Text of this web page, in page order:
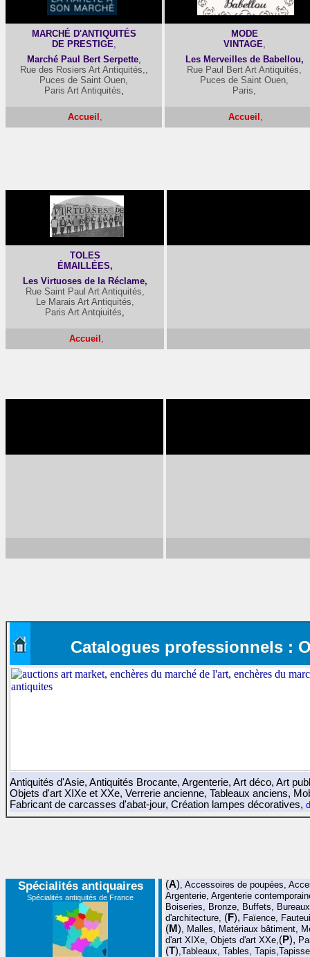
MARCHÉ D'ANTIQUITÉS
DE PRESTIGE,
Marché Paul Bert Serpette,
Rue des Rosiers Art Antiquités,,
Puces de Saint Ouen,
Paris Art Antiquités,
MODE
VINTAGE,
Les Merveilles de Babellou,
Rue Paul Bert Art Antiquités,
Puces de Saint Ouen,
Paris,
Accueil , Accueil ,
TOLES
ÉMAILLÉES,
Les Virtuoses de la Réclame,
Rue Saint Paul Art Antiquités,
Le Marais Art Antiquités,
Paris Art Antqiuités,
Accueil ,
Catalogues professionnels :
Antiquités d'Asie, Antiquités Brocante, Argenterie, Art déco, Art
Objets d'art XIXe et XXe, Verrerie ancienne, Tableaux anciens,
Fabricant de carcasses d'abat-jour, Création lampes décoratives,
Spécialités antiquaires
Spécialités antiquités de France
(A), Accessoires de poupées,
Argenterie, Argenterie
Boiseries, Bronze, Buffets, Bureaux
d'architecture, (F), Faïence,
(M), Malles, Matériaux bâtiment,
d'art XIXe, Objets d'art XXe,(P),
(T),Tableaux, Tables, Tapis,